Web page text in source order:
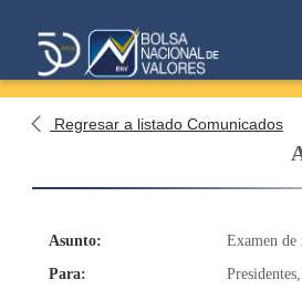
Regresar a listado Comunicados
Asunto:
Examen
Para: